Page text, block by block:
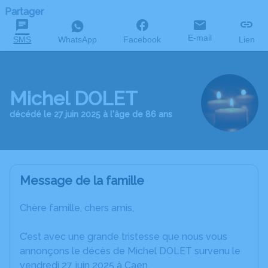
Partager
SMS WhatsApp Facebook E-mail Lien
Michel DOLET
décédé le 27 juin 2025 à l'âge de 86 ans
Message de la famille
Chère famille, chers amis,
C’est avec une grande tristesse que nous vous
annonçons le décès de Michel DOLET survenu le
vendredi 27 juin 2025 à Caen.